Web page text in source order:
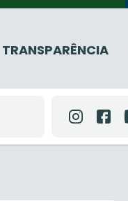
TRANSPARÊNCIA